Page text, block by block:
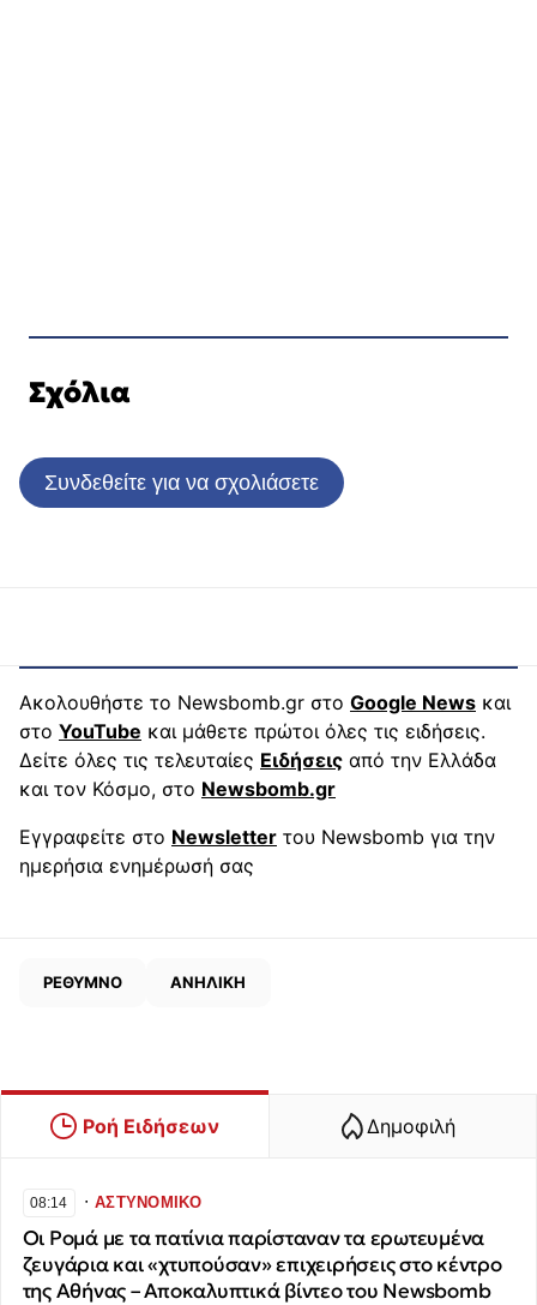
Σχόλια
Συνδεθείτε για να σχολιάσετε
Ακολουθήστε το Newsbomb.gr στο Google News και
στο YouTube και μάθετε πρώτοι όλες τις ειδήσεις.
Δείτε όλες τις τελευταίες Ειδήσεις από την Ελλάδα
και τον Κόσμο, στο Newsbomb.gr
Εγγραφείτε στο Newsletter του Newsbomb για την
ημερήσια ενημέρωσή σας
ΡΕΘΥΜΝΟ ΑΝΗΛΙΚΗ
Ροή Ειδήσεων Δημοφιλή
08:14 ∙ΑΣΤΥΝΟΜΙΚΟ
Οι Ρομά με τα πατίνια παρίσταναν τα ερωτευμένα
ζευγάρια και «χτυπούσαν» επιχειρήσεις στο κέντρο
της Αθήνας – Αποκαλυπτικά βίντεο του Newsbomb